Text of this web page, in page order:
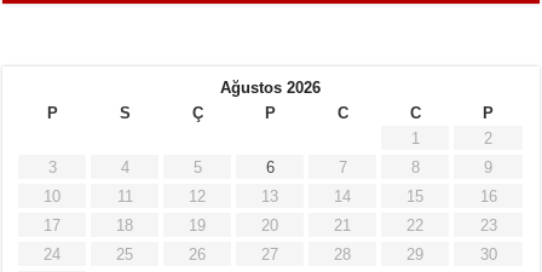
Ağustos 2026
P
S Ç P C C
P
1
2
3
4 5 6 7 8
9
10
11 12 13 14 15
16
17
18 19 20 21 22
23
24
25 26 27 28 29 30